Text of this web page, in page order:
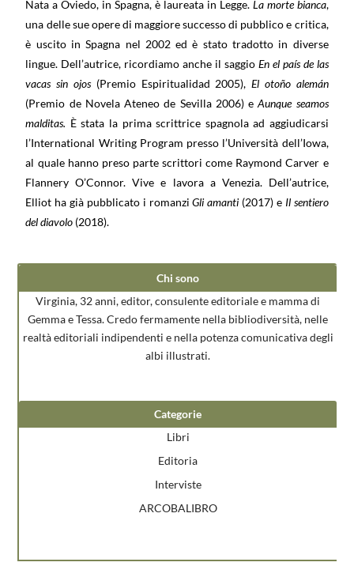
Nata a Oviedo, in Spagna, è laureata in Legge. La morte bianca,
una delle sue opere di maggiore successo di pubblico e critica,
è uscito in Spagna nel 2002 ed è stato tradotto in diverse
lingue. Dell’autrice, ricordiamo anche il saggio En el país de las
vacas sin ojos(Premio Espiritualidad 2005),El otoño alemán
(Premio de Novela Ateneo de Sevilla 2006) eAunque seamos
malditas. È stata la prima scrittrice spagnola ad aggiudicarsi
l’International Writing Program presso l’Università dell’Iowa,
al quale hanno preso parte scrittori come Raymond Carver e
Flannery O’Connor. Vive e lavora a Venezia. Dell’autrice,
Elliot ha già pubblicato i romanziGli amanti (2017) e Il sentiero
del diavolo (2018).
Chi sono
Virginia, 32 anni, editor, consulente editoriale e mamma di
Gemma e Tessa. Credo fermamente nella bibliodiversità, nelle
realtà editoriali indipendenti e nella potenza comunicativa degli
albi illustrati.
Categorie
Libri
Editoria
Interviste
ARCOBALIBRO